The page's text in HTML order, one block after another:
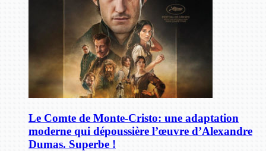
Le Comte de Monte-Cristo: une adaptation
moderne qui dépoussière l’œuvre d’Alexandre
Dumas. Superbe !